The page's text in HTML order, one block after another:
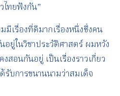
ไทยฟังกัน”
เรื่องที่ดีมากเรื่องหนึ่งซึ่งคน
ยู่ในวิชาประวัติศาสตร์ ผมหวัง
งสอนกันอยู่ เป็นเรื่องราวเกี่ยว
รับการขนานนามว่าสมเด็จ